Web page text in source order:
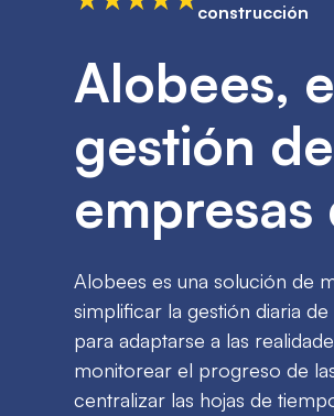
construcción
Alobees,
gestión
Alobees es una solución de
simplificar la gestión diaria
para adaptarse a las
monitorear el progreso de
centralizar las hojas de